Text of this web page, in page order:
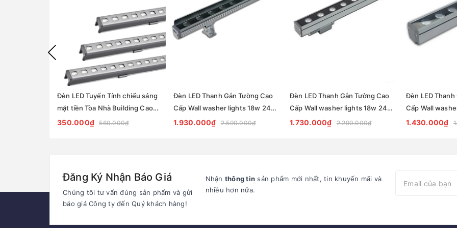
Đèn LED Tuyến Tính chiếu sáng
mặt tiền Tòa Nhà Building Cao
Tầng có lập trình DMX512 Rgb
350.000₫ 560.000₫
Đèn LED Thanh Gắn Tường Cao
Cấp Wall washer lights 18w 24w
ZKB-WS060 - Facade lighting
1.930.000₫ 2.590.000₫
Đèn LED Thanh Gắn Tường Cao
Cấp Wall washer lights 18w 24w
ZKB-WS050 - Facade lighting
1.730.000₫ 2.290.000₫
Đèn LED Thanh
Cấp Wall
ZKB-WS040 -
1.430.000₫
Đăng Ký Nhận Báo Giá
Chúng tôi tư vấn đúng sản phẩm và gửi
báo giá Công ty đến Quý khách hàng!
Nhận thông tin sản phẩm mới nhất, tin khuyến mãi và
nhiều hơn nữa.